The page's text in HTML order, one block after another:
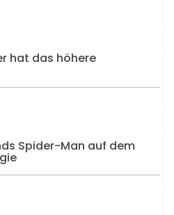
hat das höhere
Spider-Man auf dem